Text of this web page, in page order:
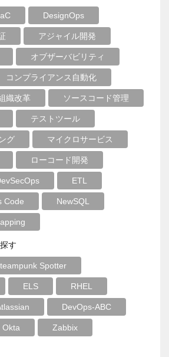
DesignOps
アジャイル開発
オブザーバビリティ
コンプライアンス自動化
織改革 ソースコード管理
テストツール
グ マイクロサービス
ローコード開発
ETL
Code NewSQL
す
Spotter
ELS RHEL
DevOps-ABC
Okta Zabbix